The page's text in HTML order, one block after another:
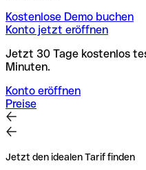
Kostenlose Demo buchen
Konto jetzt eröffnen
Jetzt 30 Tage kostenlos
Minuten.
Konto eröffnen
Preise
Jetzt den idealen Tarif finden